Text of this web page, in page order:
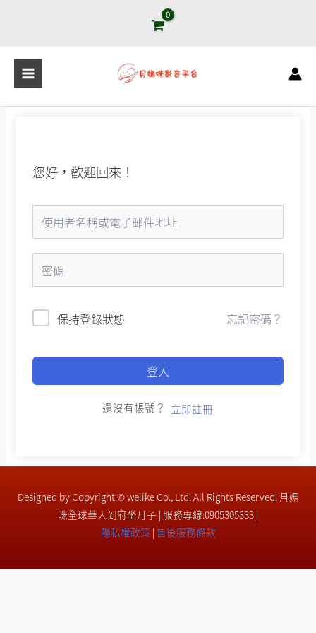
容
您好，歡迎回來！
保持登錄狀態 忘記密碼？
登入
還沒有帳號？ 立即註冊
Designed by Copyright © welike Co., Ltd. All Rights Reserved. 月媽
咪全球華人到府坐月子 | 服務專線:0905305333 |
隱私權政策 | 售後服務條款